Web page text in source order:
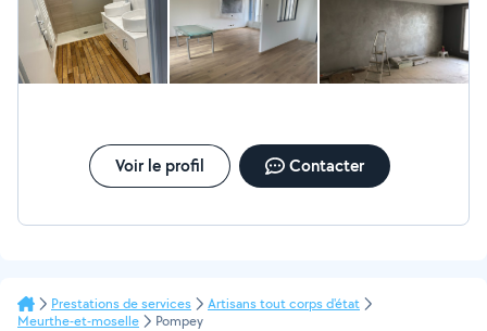
Voir le profil Contacter
Prestations de services
Artisans tout corps d'état
Meurthe-et-moselle
Pompey